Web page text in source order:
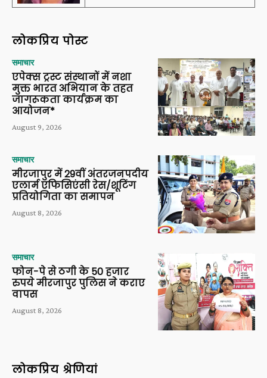
लोकप्रिय पोस्ट
समाचार
एपेक्स ट्रस्ट संस्थानों में नशा
मुक्त भारत अभियान के तहत
जागरूकता कार्यक्रम का
आयोजन*
August 9, 2026
समाचार
मीरजापुर में 29वीं अंतरजनपदीय
एलार्म एफिसिएंसी रेस/शूटिंग
प्रतियोगिता का समापन
August 8, 2026
समाचार
फोन-पे से ठगी के 50 हजार
रुपये मीरजापुर पुलिस ने कराए
वापस
August 8, 2026
लोकप्रिय श्रेणियां